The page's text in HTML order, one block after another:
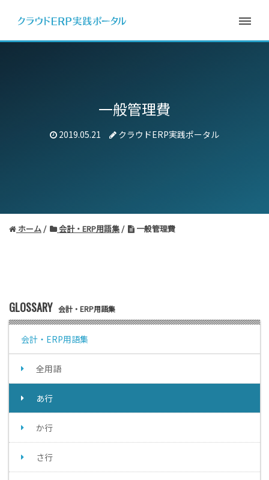
一般管理費
2019.05.21 クラウドERP実践ポータル
ホーム 会計・ERP用語集 一般管理費
GLOSSARY 会計・ERP用語集
会計・ERP用語集
全用語
あ行
か行
さ行